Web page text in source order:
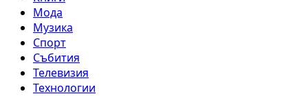
Мода
Музика
Спорт
Събития
Телевизия
Технологии